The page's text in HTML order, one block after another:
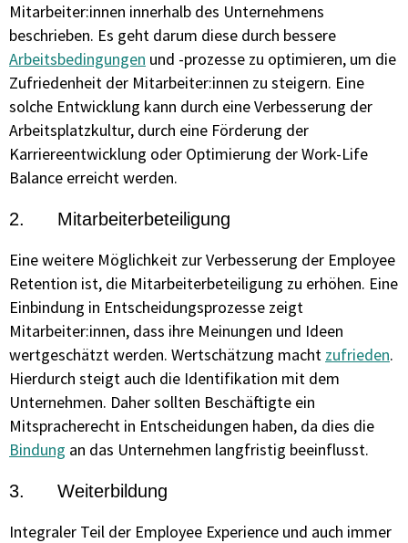
Mitarbeiter:innen innerhalb des Unternehmens
beschrieben. Es geht darum diese durch bessere
Arbeitsbedingungen und -prozesse zu optimieren, um die
Zufriedenheit der Mitarbeiter:innen zu steigern. Eine
solche Entwicklung kann durch eine Verbesserung der
Arbeitsplatzkultur, durch eine Förderung der
Karriereentwicklung oder Optimierung der Work-Life
Balance erreicht werden.
2. Mitarbeiterbeteiligung
Eine weitere Möglichkeit zur Verbesserung der Employee
Retention ist, die Mitarbeiterbeteiligung zu erhöhen. Eine
Einbindung in Entscheidungsprozesse zeigt
Mitarbeiter:innen, dass ihre Meinungen und Ideen
wertgeschätzt werden. Wertschätzung macht zufrieden.
Hierdurch steigt auch die Identifikation mit dem
Unternehmen. Daher sollten Beschäftigte ein
Mitspracherecht in Entscheidungen haben, da dies die
Bindung an das Unternehmen langfristig beeinflusst.
3. Weiterbildung
Integraler Teil der Employee Experience und auch immer